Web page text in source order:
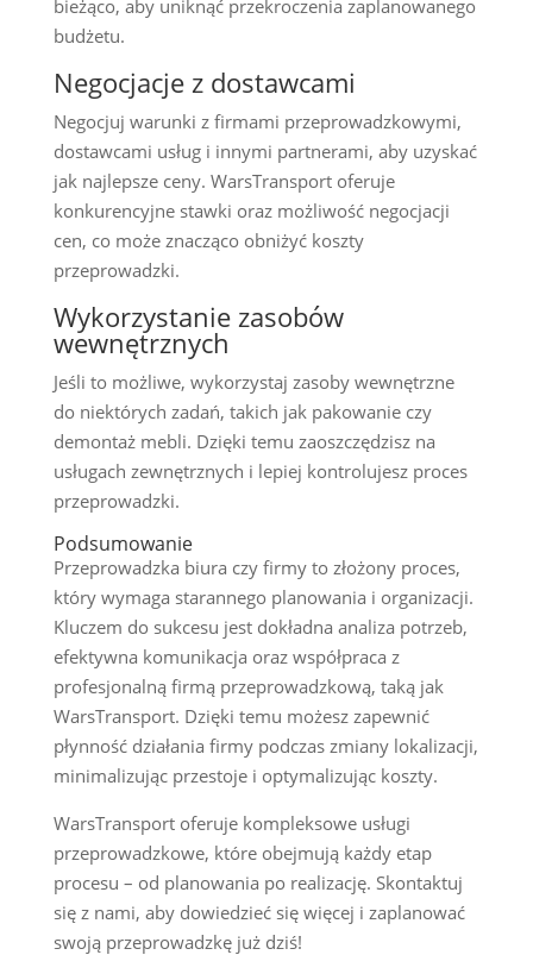
bieżąco, aby uniknąć przekroczenia zaplanowanego
budżetu.
Negocjacje z dostawcami
Negocjuj warunki z firmami przeprowadzkowymi,
dostawcami usług i innymi partnerami, aby uzyskać
jak najlepsze ceny. WarsTransport oferuje
konkurencyjne stawki oraz możliwość negocjacji
cen, co może znacząco obniżyć koszty
przeprowadzki.
Wykorzystanie zasobów
wewnętrznych
Jeśli to możliwe, wykorzystaj zasoby wewnętrzne
do niektórych zadań, takich jak pakowanie czy
demontaż mebli. Dzięki temu zaoszczędzisz na
usługach zewnętrznych i lepiej kontrolujesz proces
przeprowadzki.
Podsumowanie
Przeprowadzka biura czy firmy to złożony proces,
który wymaga starannego planowania i organizacji.
Kluczem do sukcesu jest dokładna analiza potrzeb,
efektywna komunikacja oraz współpraca z
profesjonalną firmą przeprowadzkową, taką jak
WarsTransport. Dzięki temu możesz zapewnić
płynność działania firmy podczas zmiany lokalizacji,
minimalizując przestoje i optymalizując koszty.
WarsTransport oferuje kompleksowe usługi
przeprowadzkowe, które obejmują każdy etap
procesu – od planowania po realizację. Skontaktuj
się z nami, aby dowiedzieć się więcej i zaplanować
swoją przeprowadzkę już dziś!